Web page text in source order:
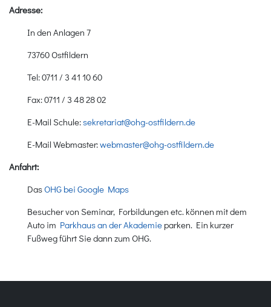
Adresse:
In den Anlagen 7
73760 Ostfildern
Tel: 0711 / 3 41 10 60
Fax: 0711 / 3 48 28 02
E-Mail Schule:sekretariat@ohg-ostfildern.de
E-Mail Webmaster:webmaster@ohg-ostfildern.de
Anfahrt:
DasOHG bei Google Maps
Besucher von Seminar, Forbildungen etc. können mit dem
Auto im Parkhaus an der Akademie parken. Ein kurzer
Fußweg führt Sie dann zum OHG.